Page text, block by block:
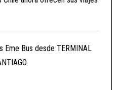
Eme Bus desde TERMINAL